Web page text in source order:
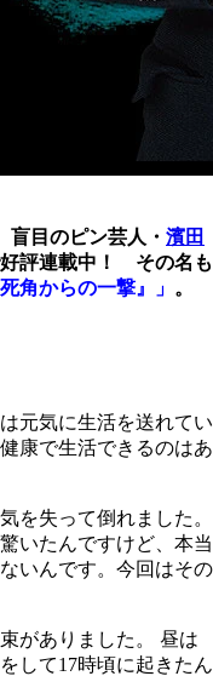
盲目のピン芸人・ 濱田
評連載中！ その名も
角からの一撃』」 。
元気に生活を送れてい
康で生活できるのはあ
を失って倒れました。
いたんですけど、本当
いんです。今回はその
がありました。 昼は
して17時頃に起きたん